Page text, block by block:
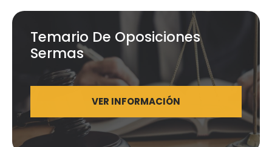
Temario De Oposiciones
Sermas
VER INFORMACIÓN